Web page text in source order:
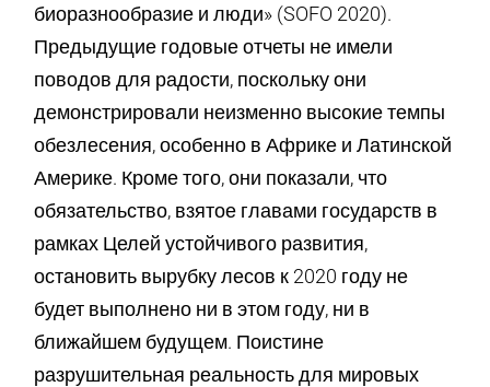
биоразнообразие и люди» (SOFO 2020).
Предыдущие годовые отчеты не имели
поводов для радости, поскольку они
демонстрировали неизменно высокие темпы
обезлесения, особенно в Африке и Латинской
Америке. Кроме того, они показали, что
обязательство, взятое главами государств в
рамках Целей устойчивого развития,
остановить вырубку лесов к 2020 году не
будет выполнено ни в этом году, ни в
ближайшем будущем. Поистине
разрушительная реальность для мировых